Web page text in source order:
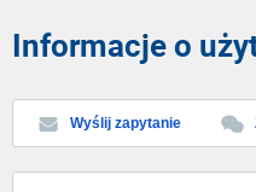
Informacje o
Wyślij zapytanie